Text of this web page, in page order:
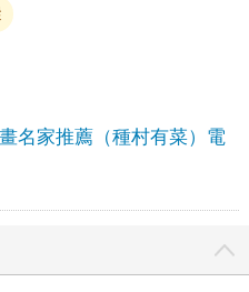
名家推薦（種村有菜）電